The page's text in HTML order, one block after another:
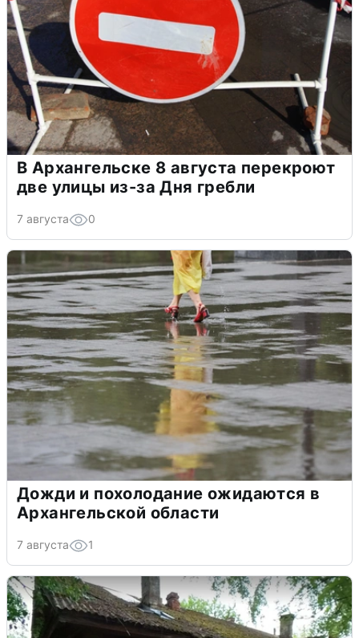
В Архангельске 8 августа перекроют
две улицы из-за Дня гребли
7 августа 0
Дожди и похолодание ожидаются в
Архангельской области
7 августа 1